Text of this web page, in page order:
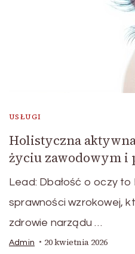
USŁUGI
Holistyczna
życiu zawodowym
Lead: Dbałość o oczy
sprawności wzrokowej,
zdrowie narządu …
Admin 20 kwietnia 2026